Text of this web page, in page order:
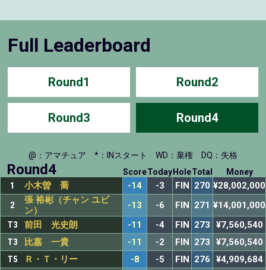
Full Leaderboard
Round1 Round2
Round3 Round4
@：アマチュア *：INスタート WD：棄権 DQ：失格
Round4 ScoreToday HoleTotal Money
1 小木曽 喬 -14 -3 FIN 270 ¥28,002,000
2
張 裕彬（チャン ユビ
ン）
-13 -6 FIN 271 ¥14,001,000
T3
前田 光史朗 -11 -4 FIN 273
¥7,560,540
T3
比嘉 一貴 -11 -2 FIN 273
¥7,560,540
T5
Ｒ・Ｔ・リー -8 -5 FIN 276
¥4,909,684